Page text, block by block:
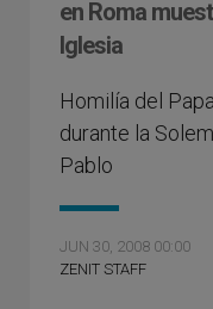
en Roma
Iglesia
Homilía del
durante la
Pablo
JUN 30, 2008 00:00
ZENIT STAFF